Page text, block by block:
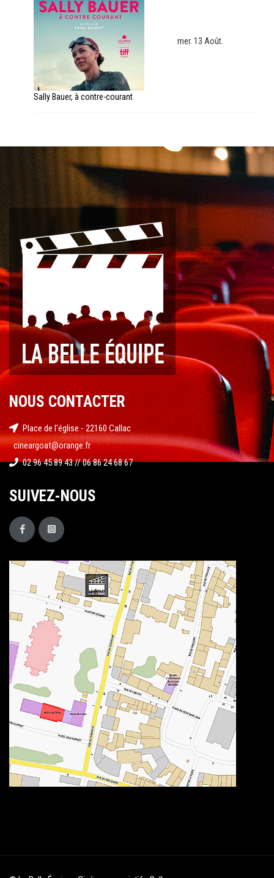
Sally Bauer, à contre-courant
mer. 13 Août.
NOUS CONTACTER
Place de l'église - 22160 Callac
cineargoat@orange.fr
02 96 45 89 43 // 06 86 24 68 67
SUIVEZ-NOUS